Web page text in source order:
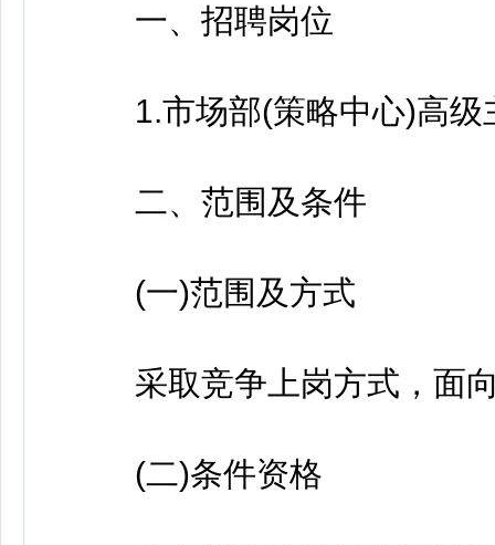
一、招聘岗位
1.市场部(策略中心)高级
二、范围及条件
(一)范围及方式
采取竞争上岗方式，面向
(二)条件资格